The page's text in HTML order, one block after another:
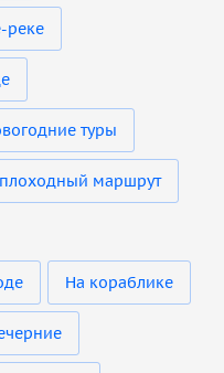
реке
туры
маршрут
На кораблике